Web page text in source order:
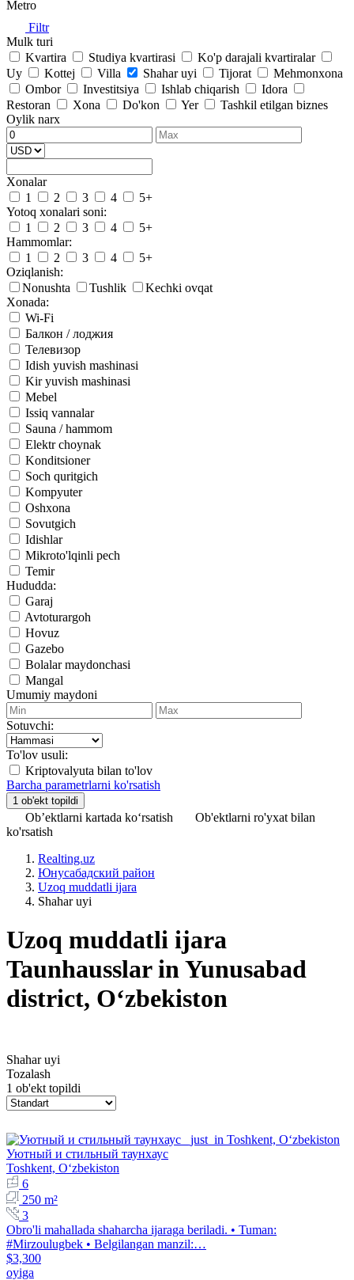
Metro
Filtr
Mulk turi
Kvartira
Studiya kvartirasi
Ko'p darajali kvartiralar
Uy
Kottej Villa Shahar uyi Tijorat
Mehmonxona
Ombor
Investitsiya Ishlab chiqarish
Idora
Restoran
Xona Do'kon Yer
Tashkil etilgan biznes
Oylik narx
Xonalar
1
2 3 4
5+
Yotoq xonalari soni:
1
2 3 4
5+
Hammomlar:
1
2 3 4
5+
Oziqlanish:
Nonushta
Tushlik
Kechki ovqat
Xonada:
Wi-Fi
Балкон / лоджия
Телевизор
Idish yuvish mashinasi
Kir yuvish mashinasi
Mebel
Issiq vannalar
Sauna / hammom
Elektr choynak
Konditsioner
Soch quritgich
Kompyuter
Oshxona
Sovutgich
Idishlar
Mikroto'lqinli pech
Temir
Hududda:
Garaj
Avtoturargoh
Hovuz
Gazebo
Bolalar maydonchasi
Mangal
Umumiy maydoni
Sotuvchi:
To'lov usuli:
Kriptovalyuta bilan to'lov
Barcha parametrlarni ko'rsatish
Ob’ektlarni kartada ko‘rsatish
Ob'ektlarni ro'yxat bilan
ko'rsatish
Realting.uz
Юнусабадский район
Uzoq muddatli ijara
Shahar uyi
Uzoq muddatli ijara
Taunhausslar in Yunusabad
district, Oʻzbekiston
Shahar uyi
Tozalash
1 ob'ekt topildi
Уютный и стильный таунхаус
Toshkent, Oʻzbekiston
6
250 m²
3
Obro'li mahallada shaharcha ijaraga beriladi. • Tuman:
#Mirzoulugbek • Belgilangan manzil:…
$3,300
oyiga